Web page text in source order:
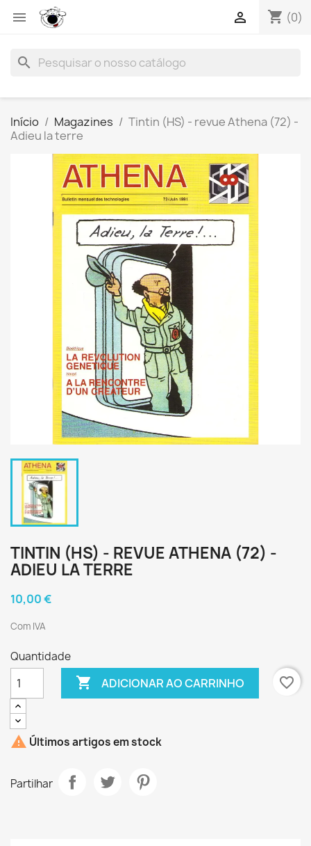
 shopping_cart (0)

search
Início Magazines
Tintin (HS) - revue Athena (72) -
Adieu la terre
TINTIN (HS) - REVUE ATHENA (72) -
ADIEU LA TERRE
10,00 €
Com IVA
Quantidade
 ADICIONAR AO CARRINHO favorite_border
 Últimos artigos em stock
Partilhar